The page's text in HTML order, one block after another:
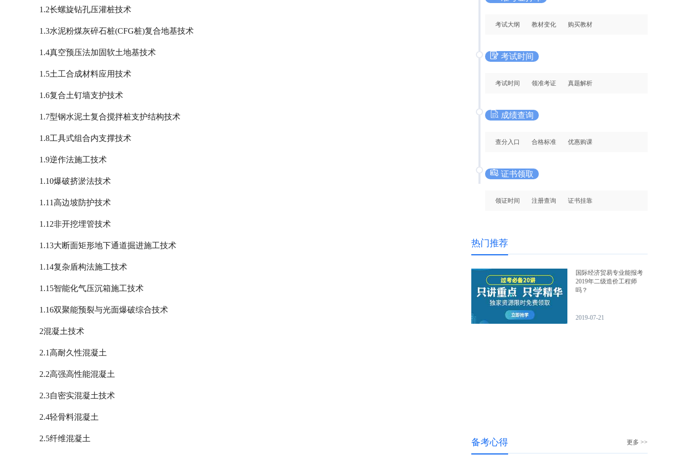
1.2长螺旋钻孔压灌桩技术
1.3水泥粉煤灰碎石桩(CFG桩)复合地基技术
1.4真空预压法加固软土地基技术
1.5土工合成材料应用技术
1.6复合土钉墙支护技术
1.7型钢水泥土复合搅拌桩支护结构技术
1.8工具式组合内支撑技术
1.9逆作法施工技术
1.10爆破挤淤法技术
1.11高边坡防护技术
1.12非开挖埋管技术
1.13大断面矩形地下通道掘进施工技术
1.14复杂盾构法施工技术
1.15智能化气压沉箱施工技术
1.16双聚能预裂与光面爆破综合技术
2混凝土技术
2.1高耐久性混凝土
2.2高强高性能混凝土
2.3自密实混凝土技术
2.4轻骨料混凝土
2.5纤维混凝土
考试大纲 教材变化 购买教材
考试时间
考试时间 领准考证 真题解析
成绩查询
查分入口 合格标准 优惠购课
证书领取
领证时间 注册查询 证书挂靠
热门推荐
国际经济贸易专业能报考
2019年二级造价工程师
吗？
2019-07-21
备考心得 更多 >>